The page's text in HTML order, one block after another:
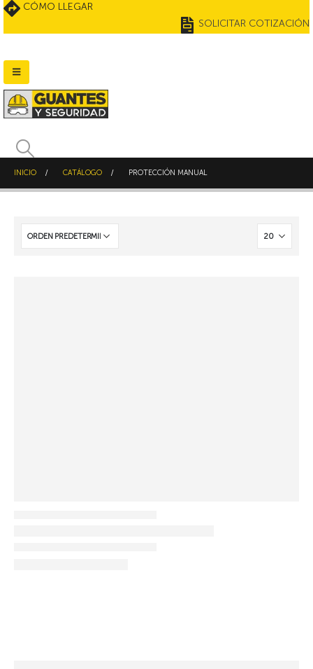
CÓMO LLEGAR
SOLICITAR COTIZACIÓN
INICIO CATÁLOGO PROTECCIÓN MANUAL